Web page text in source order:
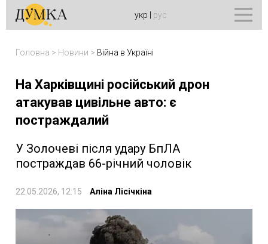
укр рус
Головна > Новини > Війна в Україні
На Харківщині російський дрон
атакував цивільне авто: є
постраждалий
У Золочеві після удару БпЛА
постраждав 66-річний чоловік
22.05.2026, 12:15 Аліна Лісічкіна